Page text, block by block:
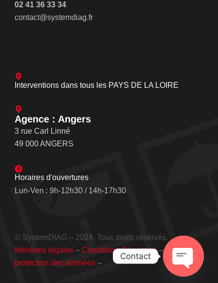
02 41 36 33 34
contact@systemdiag.fr
Interventions dans tous les PAYS DE LA LOIRE
Agence : Angers
3 rue Carl Linné
49 000 ANGERS
Horaires d'ouvertures
Lun-Ven : 9h-12h30 / 14h-17h30
© SystemDIAG – 2024. Tous droits réservés.
Mentions légales – Conditions Générales– Cookies et
protection des données –
Contact